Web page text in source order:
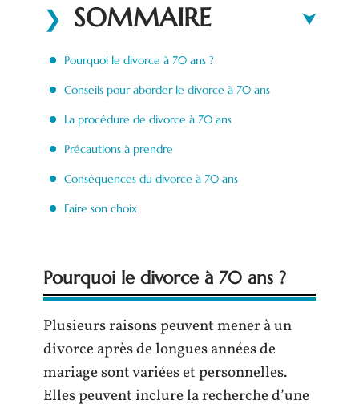
SOMMAIRE
Pourquoi le divorce à 70 ans ?
Conseils pour aborder le divorce à 70 ans
La procédure de divorce à 70 ans
Précautions à prendre
Conséquences du divorce à 70 ans
Faire son choix
Pourquoi le divorce à 70 ans ?
Plusieurs raisons peuvent mener à un
divorce après de longues années de
mariage sont variées et personnelles.
Elles peuvent inclure la recherche d’une